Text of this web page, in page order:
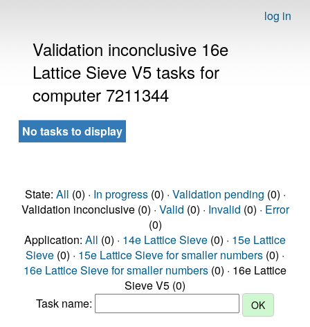
log in
Validation inconclusive 16e
Lattice Sieve V5 tasks for
computer 7211344
No tasks to display
State: All (0) · In progress(0) · Validation pending (0) ·
Validation inconclusive (0) · Valid (0) · Invalid (0) · Error
(0)
Application: All (0) · 14e Lattice Sieve (0) · 15e Lattice
Sieve (0) · 15e Lattice Sieve for smaller numbers (0) ·
16e Lattice Sieve for smaller numbers (0) · 16e Lattice
Sieve V5 (0)
Task name: